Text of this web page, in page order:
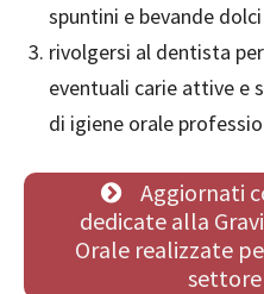
spuntini e bevande
rivolgersi al dentista
eventuali carie attive e
di igiene orale
Aggiornati
dedicate alla
Orale realizzate